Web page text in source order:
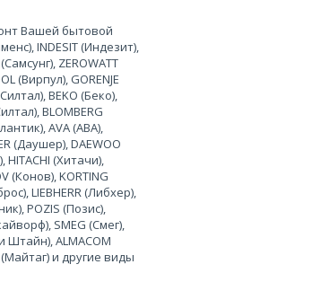
Вашей бытовой
INDESIT (Индезит),
ZEROWATT
(Вирпул), GORENJE
BEKO (Беко),
BLOMBERG
AVA (АВА),
(Даушер), DAEWOO
HITACHI (Хитачи),
(Конов), KORTING
LIEBHERR (Либхер),
POZIS (Позис),
SMEG (Смег),
Штайн), ALMACOM
и другие виды